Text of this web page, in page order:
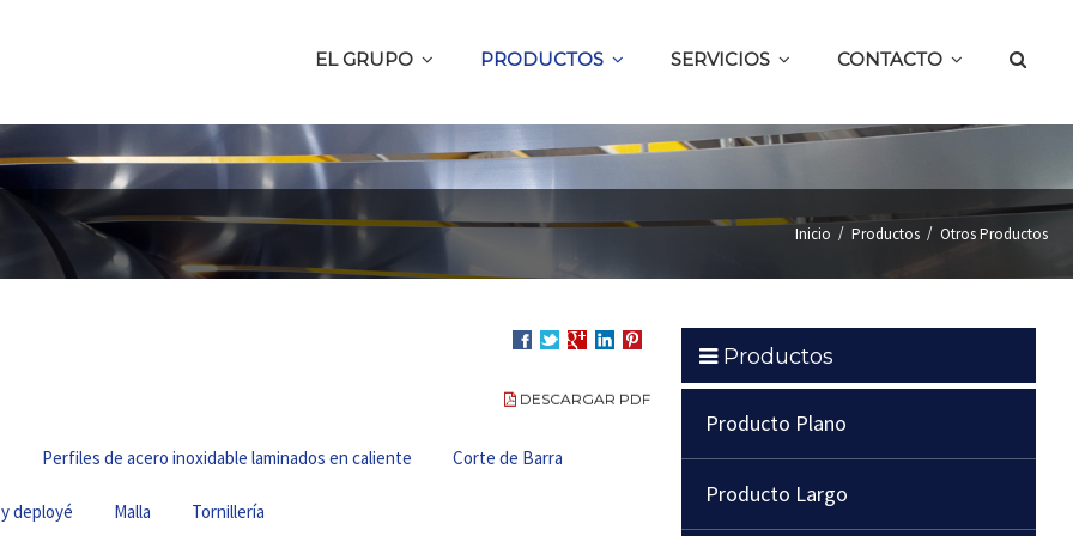
EL GRUPO PRODUCTOS SERVICIOS CONTACTO
Inicio / Productos / Otros Productos
en
en
en LinkedIn
en
DESCARGAR PDF
Perfiles de acero inoxidable laminados en caliente Corte de Barra
deployé Malla Tornillería
Productos
Producto Plano
Producto Largo